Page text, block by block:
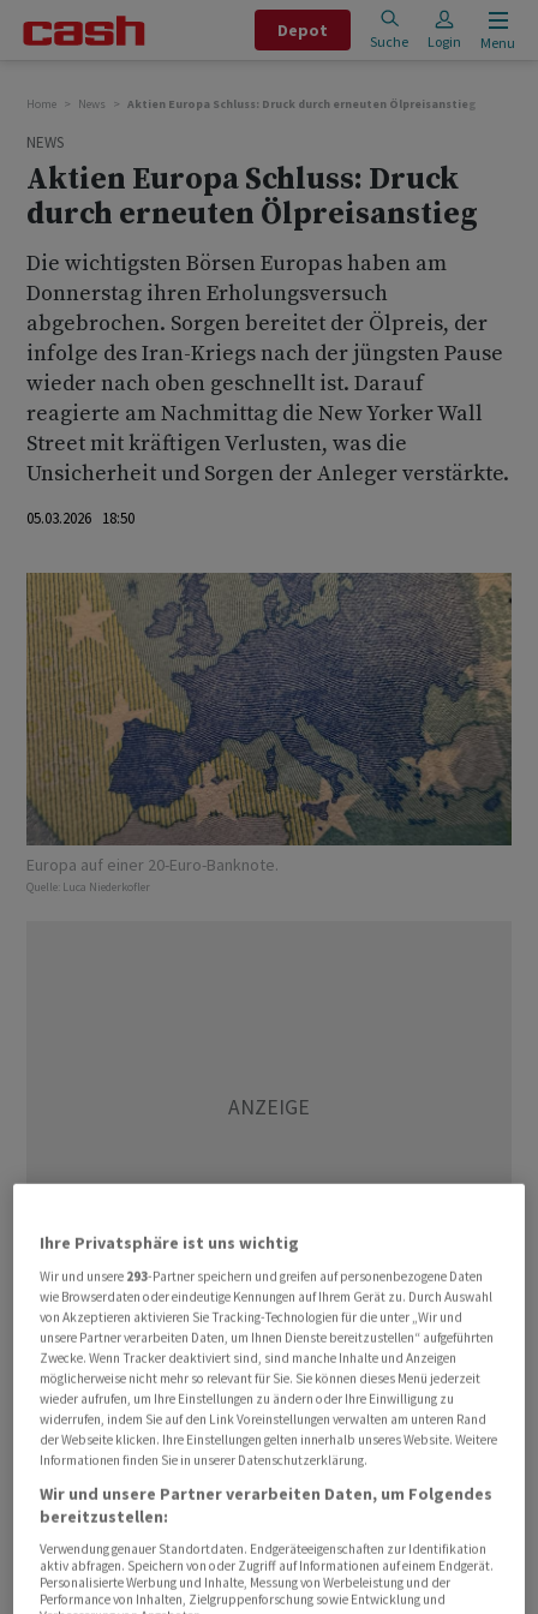
Depot
Suche Login Menu
Home News Aktien Europa Schluss: Druck durch erneuten Ölpreisanstieg
NEWS
Aktien Europa Schluss: Druck
durch erneuten Ölpreisanstieg
Die wichtigsten Börsen Europas haben am
Donnerstag ihren Erholungsversuch
abgebrochen. Sorgen bereitet der Ölpreis, der
infolge des Iran-Kriegs nach der jüngsten Pause
wieder nach oben geschnellt ist. Darauf
reagierte am Nachmittag die New Yorker Wall
Street mit kräftigen Verlusten, was die
Unsicherheit und Sorgen der Anleger verstärkte.
05.03.2026 18:50
Europa auf einer 20-Euro-Banknote.
Quelle: Luca Niederkofler
Der EuroStoxx 50 büsste nach einer Stabilisierung
letztlich 1,50 Prozent auf 5.782,89 Punkte ein. Damit ist
der Leitindex der Eurozone, nachdem er am Montag als
Reaktion auf den Iran-Krieg unter die 21-Tage-
Durchschnittslinie für den kurzfristigen Trend gefallen
gleitende Durchschnittslinie ist ein wichtiger
charttechnischer Indikator für den mittelfristigen
Trend. Positiv bleibt unterdessen, dass der EuroStoxx
nicht unter die Tiefstände der vergangenen zwei Tage
Ihre Privatsphäre ist uns wichtig
Wir und unsere 293-Partner speichern und greifen auf personenbezogene Daten
wie Browserdaten oder eindeutige Kennungen auf Ihrem Gerät zu. Durch Auswahl
von Akzeptieren aktivieren Sie Tracking-Technologien für die unter „Wir und
unsere Partner verarbeiten Daten, um Ihnen Dienste bereitzustellen“ aufgeführten
Zwecke. Wenn Tracker deaktiviert sind, sind manche Inhalte und Anzeigen
möglicherweise nicht mehr so relevant für Sie. Sie können dieses Menü jederzeit
wieder aufrufen, um Ihre Einstellungen zu ändern oder Ihre Einwilligung zu
widerrufen, indem Sie auf den Link Voreinstellungen verwalten am unteren Rand
der Webseite klicken. Ihre Einstellungen gelten innerhalb unseres Website. Weitere
Informationen finden Sie in unserer Datenschutzerklärung.
Wir und unsere Partner verarbeiten Daten, um Folgendes
bereitzustellen:
Verwendung genauer Standortdaten. Endgeräteeigenschaften zur Identifikation
aktiv abfragen. Speichern von oder Zugriff auf Informationen auf einem Endgerät.
Personalisierte Werbung und Inhalte, Messung von Werbeleistung und der
Performance von Inhalten, Zielgruppenforschung sowie Entwicklung und